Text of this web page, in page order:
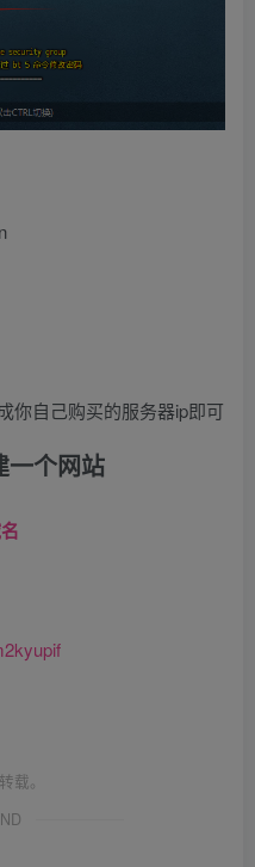
你自己购买的服务器ip即可
一个网站
载。